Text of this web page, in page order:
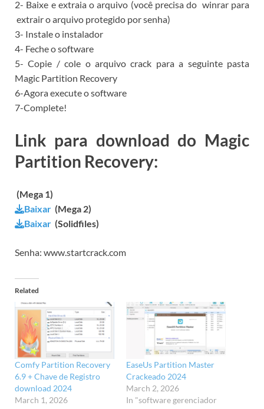
2- Baixe e extraia o arquivo (você precisa do winrar para
extrair o arquivo protegido por senha)
3- Instale o instalador
4- Feche o software
5- Copie / cole o arquivo crack para a seguinte pasta
Magic Partition Recovery
6-Agora execute o software
7-Complete!
Link para download do Magic
Partition Recovery:
(Mega 1)
Baixar (Mega 2)
Baixar (Solidfiles)
Senha: www.startcrack.com
Related
Comfy Partition Recovery
6.9 + Chave de Registro
download 2024
March 1, 2026
EaseUs Partition Master
Crackeado 2024
March 2, 2026
In "software gerenciador